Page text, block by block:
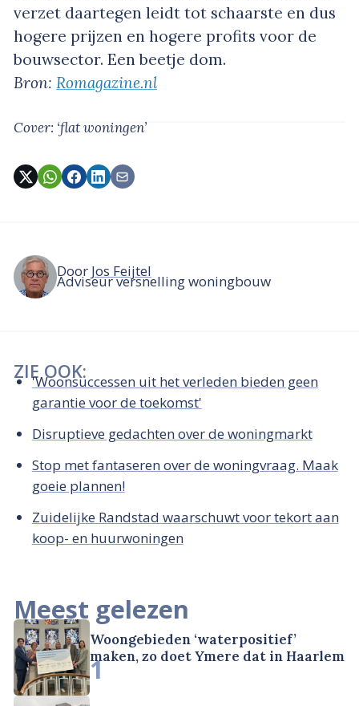
verzet daartegen leidt tot schaarste en dus
hogere prijzen en hogere profits voor de
bouwsector. Een beetje dom.
Bron: Romagazine.nl
Cover: ‘flat woningen’
Door Jos Feijtel
Adviseur versnelling woningbouw
ZIE OOK:
'Woonsuccessen uit het verleden bieden geen
garantie voor de toekomst'
Disruptieve gedachten over de woningmarkt
Stop met fantaseren over de woningvraag. Maak
goeie plannen!
Zuidelijke Randstad waarschuwt voor tekort aan
koop- en huurwoningen
Meest gelezen
Woongebieden ‘waterpositief’
maken, zo doet Ymere dat in Haarlem
1